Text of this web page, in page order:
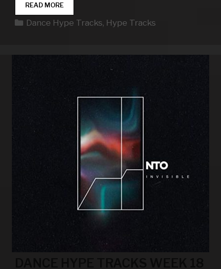
READ MOREDANCE
HYPE
TRACKS
Kategorien
Dance Hype Tracks, Hype Tracks